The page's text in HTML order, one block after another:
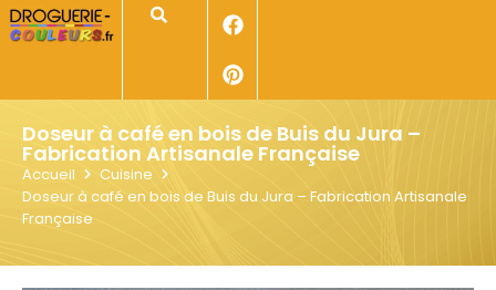
Rechercher
Doseur à café en bois de Buis du Jura –
Fabrication Artisanale Française
Accueil
Cuisine
Doseur à café en bois de Buis du Jura – Fabrication Artisanale
Française
Panneau de gestion des cookies